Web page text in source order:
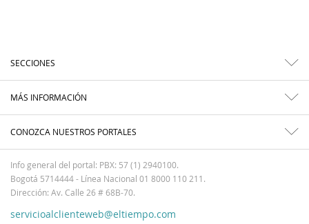
SECCIONES
MÁS INFORMACIÓN
CONOZCA NUESTROS PORTALES
Info general del portal: PBX: 57 (1) 2940100.
Bogotá 5714444 - Línea Nacional 01 8000 110 211.
Dirección: Av. Calle 26 # 68B-70.
servicioalclienteweb@eltiempo.com